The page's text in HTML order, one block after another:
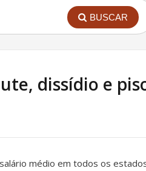
BUSCAR
dissídio e
médio em todos os